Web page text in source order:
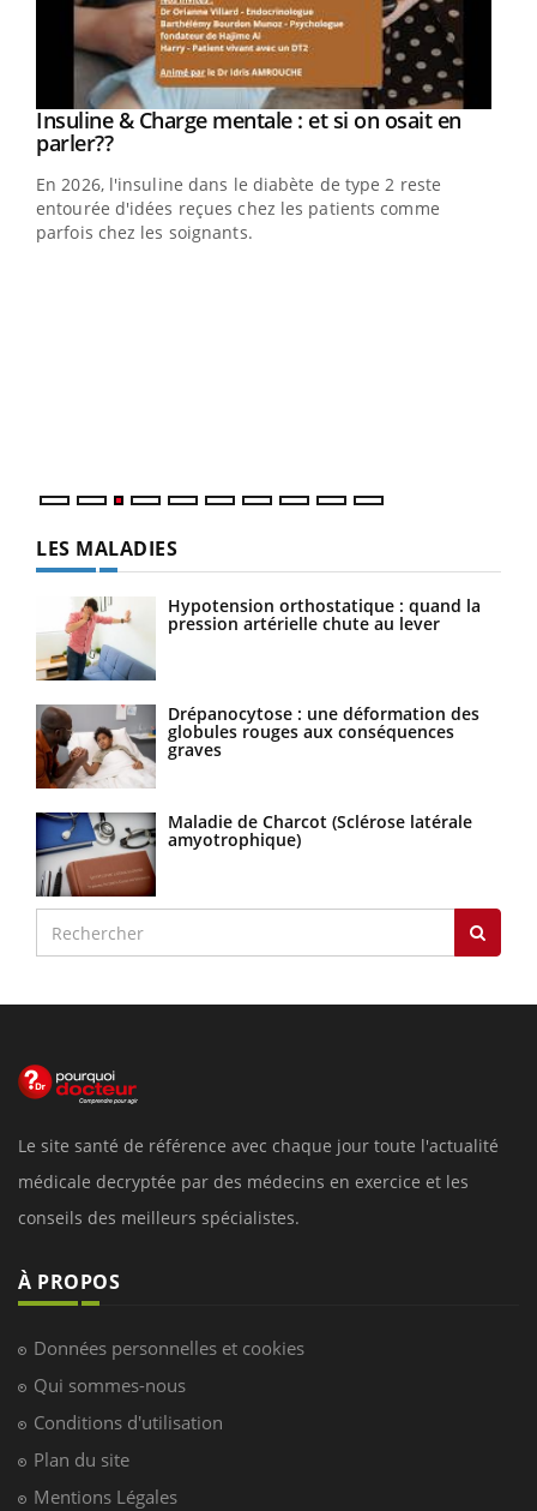
Youtube
Insuline & Charge mentale : et si on osait en
parler??Youtube
En 2026, l'insuline dans le diabète de type 2 reste
entourée d'idées reçues chez les patients comme
parfois chez les soignants.
LES MALADIES
Hypotension orthostatique : quand la
pression artérielle chute au lever
Drépanocytose : une déformation des
globules rouges aux conséquences
graves
Maladie de Charcot (Sclérose latérale
amyotrophique)
Le site santé de référence avec chaque jour toute l'actualité
médicale decryptée par des médecins en exercice et les
conseils des meilleurs spécialistes.
À PROPOS
Données personnelles et cookies
Qui sommes-nous
Conditions d'utilisation
Plan du site
Mentions Légales